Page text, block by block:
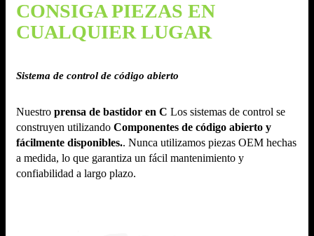
CONSIGA PIEZAS EN
CUALQUIER LUGAR
Sistema de control de código abierto
Nuestro prensa de bastidor en C Los sistemas de control se
construyen utilizando Componentes de código abierto y
fácilmente disponibles.. Nunca utilizamos piezas OEM hechas
a medida, lo que garantiza un fácil mantenimiento y
confiabilidad a largo plazo.